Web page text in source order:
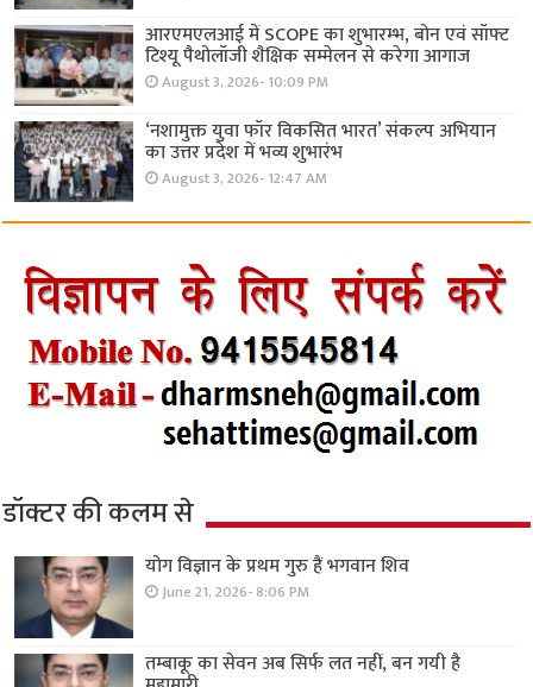
आरएमएलआई में SCOPE का शुभारम्भ, बोन एवं सॉफ्ट
टिश्यू पैथोलॉजी शैक्षिक सम्मेलन से करेगा आगाज
August 3, 2026- 10:09 PM
‘नशामुक्त युवा फॉर विकसित भारत’ संकल्प अभियान
का उत्तर प्रदेश में भव्य शुभारंभ
August 3, 2026- 12:47 AM
डॉक्टर की कलम से
योग विज्ञान के प्रथम गुरु हैं भगवान शिव
June 21, 2026- 8:06 PM
तम्बाकू का सेवन अब सिर्फ लत नहीं, बन गयी है